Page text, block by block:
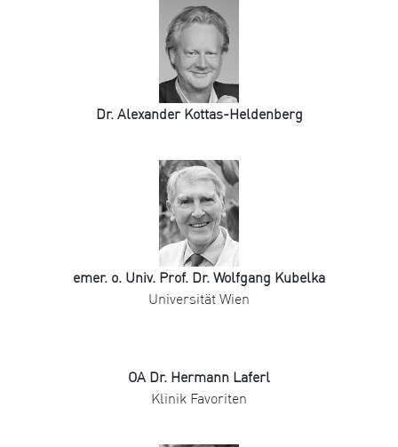
Dr. Alexander Kottas-Heldenberg
emer. o. Univ. Prof. Dr. Wolfgang Kubelka
Universität Wien
OA Dr. Hermann Laferl
Klinik Favoriten